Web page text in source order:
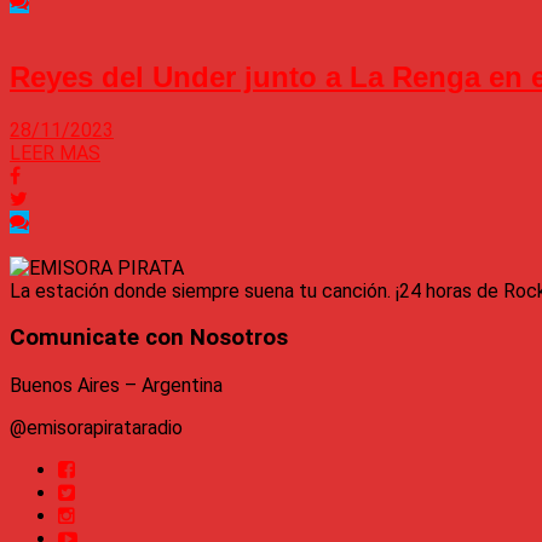
Reyes del Under junto a La Renga en
28/11/2023
LEER MAS
La estación donde siempre suena tu canción. ¡24 horas de
Comunicate con Nosotros
Buenos Aires – Argentina
@emisorapirataradio